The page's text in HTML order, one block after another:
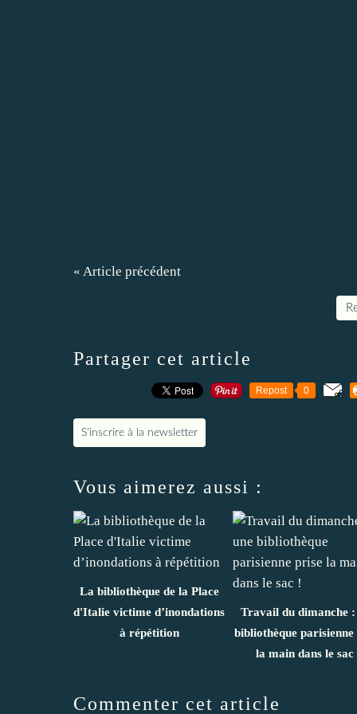
« Article précédent
Partager cet article
Repost 0
S'inscrire à la newsletter
Vous aimerez aussi :
La bibliothèque de la Place
d'Italie victime d’inondations
à répétition
Travail du dimanche :
bibliothèque parisienne
la main dans le sac
Commenter cet article